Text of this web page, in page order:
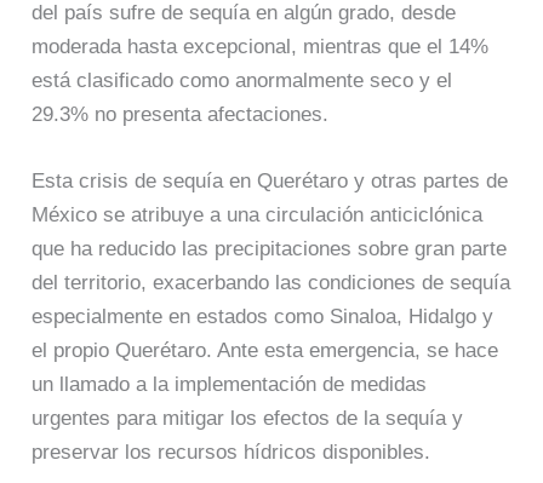
del país sufre de sequía en algún grado, desde
moderada hasta excepcional, mientras que el 14%
está clasificado como anormalmente seco y el
29.3% no presenta afectaciones.
Esta crisis de sequía en Querétaro y otras partes de
México se atribuye a una circulación anticiclónica
que ha reducido las precipitaciones sobre gran parte
del territorio, exacerbando las condiciones de sequía
especialmente en estados como Sinaloa, Hidalgo y
el propio Querétaro. Ante esta emergencia, se hace
un llamado a la implementación de medidas
urgentes para mitigar los efectos de la sequía y
preservar los recursos hídricos disponibles.